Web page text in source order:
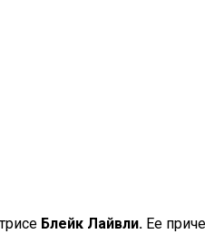
Блейк Лайвли. Ее